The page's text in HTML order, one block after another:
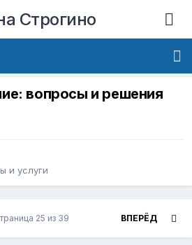
Строгино
вопросы и решения
и услуги
ВПЕРЁД
25 из 39